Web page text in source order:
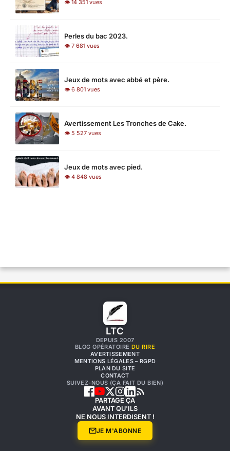
👁 14 351 vues
Perles du bac 2023.
👁 7 681 vues
Jeux de mots avec abbé et père.
👁 6 801 vues
Avertissement Les Tronches de Cake.
👁 5 527 vues
Jeux de mots avec pied.
👁 4 848 vues
LTC
DEPUIS 2007
BLOG OPÉRATOIRE DU RIRE
AVERTISSEMENT
MENTIONS LÉGALES – RGPD
PLAN DU SITE
CONTACT
SUIVEZ-NOUS (ÇA FAIT DU BIEN)
PARTAGE ÇA
AVANT QU'ILS
NE NOUS INTERDISENT !
JE M'ABONNE